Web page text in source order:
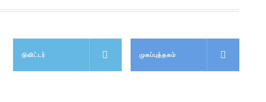
டுவிட்டர் முகப்புத்தகம்